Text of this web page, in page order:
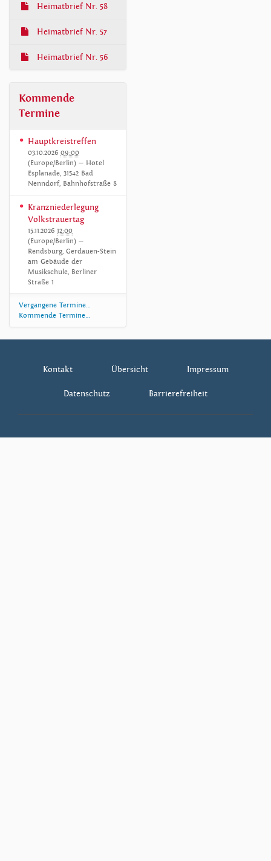
Heimatbrief Nr. 58
Heimatbrief Nr. 57
Heimatbrief Nr. 56
Kommende
Termine
Hauptkreistreffen
03.10.2026 09:00
(Europe/Berlin) — Hotel
Esplanade, 31542 Bad
Nenndorf, Bahnhofstraße 8
Kranzniederlegung
Volkstrauertag
15.11.2026 12:00
(Europe/Berlin) —
Rendsburg, Gerdauen-Stein
am Gebäude der
Musikschule, Berliner
Straße 1
Vergangene Termine…
Kommende Termine…
Kontakt Übersicht Impressum
Datenschutz Barrierefreiheit